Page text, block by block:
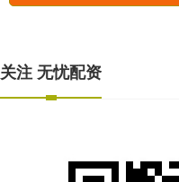
关注 无忧配资